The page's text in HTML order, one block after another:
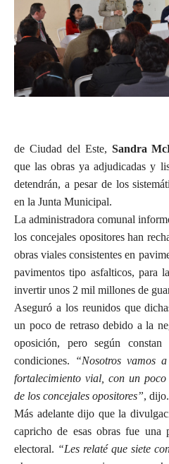
de Ciudad del Este, Sandra
que las obras ya adjudicadas y
detendrán, a pesar de los
en la Junta Municipal.
La administradora comunal
los concejales opositores han
obras viales consistentes en
pavimentos tipo asfalticos, para
invertir unos 2 mil millones de
Aseguró a los reunidos que
un poco de retraso debido a la
oposición, pero según
condiciones.
“Nosotros vamos
fortalecimiento vial, con un
de los concejales opositores”, dijo.
Más adelante dijo que la
capricho de esas obras fue una
electoral. “Les relaté que siete